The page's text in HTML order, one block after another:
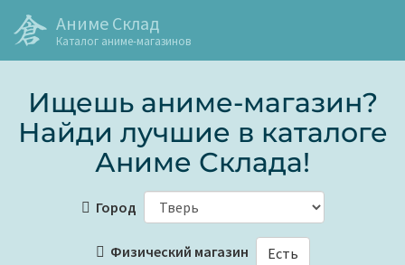
Аниме Склад
Каталог аниме-магазинов
Ищешь аниме-магазин?
Найди лучшие в каталоге
Аниме Склада!
Город
Физический магазин Есть